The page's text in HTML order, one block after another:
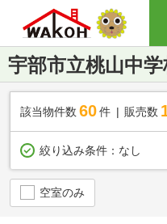
宇部市立桃山中
該当物件数 60件 販売数
絞り込み条件： なし
空室のみ